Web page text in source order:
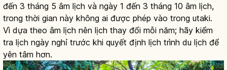
đến 3 tháng 5 âm lịch và ngày 1 đến 3 tháng 10 âm lịch,
trong thời gian này không ai được phép vào trong utaki.
Vì dựa theo âm lịch nên lịch thay đổi mỗi năm; hãy kiểm
tra lịch ngày nghỉ trước khi quyết định lịch trình du lịch để
yên tâm hơn.